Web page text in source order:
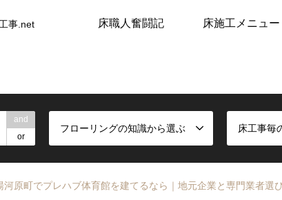
事.net 床職人奮闘記 床施工メニュー
and
or
フローリングの知識から選ぶ 床工事毎
河原町でプレハブ体育館を建てるなら｜地元企業と専門業者選